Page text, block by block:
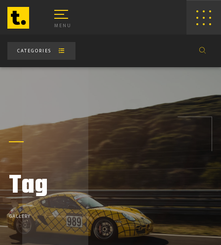
MENU
WEB DESIGN & DEVELOPMENT
APPLICATION DEVELOPMENT
ECOMMERCE STUDIO
CATEGORIES
Tag
GALLERY